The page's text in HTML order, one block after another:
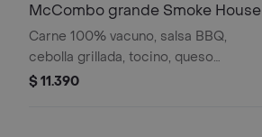
McCombo grande Smoke House
Carne 100% vacuno, salsa BBQ,
cebolla grillada, tocino, queso
cheddar y salsa CBO en pan de papa.
$ 11.390